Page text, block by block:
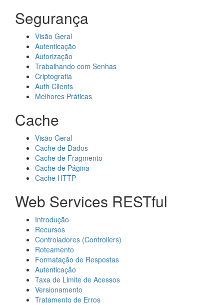
Segurança
Visão Geral
Autenticação
Autorização
Trabalhando com Senhas
Criptografia
Auth Clients
Melhores Práticas
Cache
Visão Geral
Cache de Dados
Cache de Fragmento
Cache de Página
Cache HTTP
Web Services RESTful
Introdução
Recursos
Controladores (Controllers)
Roteamento
Formatação de Respostas
Autenticação
Taxa de Limite de Acessos
Versionamento
Tratamento de Erros